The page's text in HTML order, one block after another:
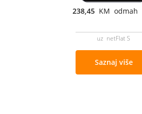
238,45 KM odmah
uz netFlat S
Saznaj više